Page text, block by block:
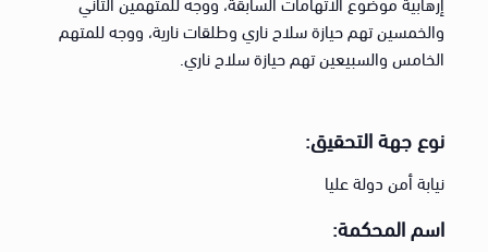
والخمسين تهم حيازة سلاح ناري وطلقات نارية، ووجه للمتهم
الخامس والسبيعين تهم حيازة سلاح ناري.
نوع جهة التحقيق:
نيابة أمن دولة عليا
اسم المحكمة: